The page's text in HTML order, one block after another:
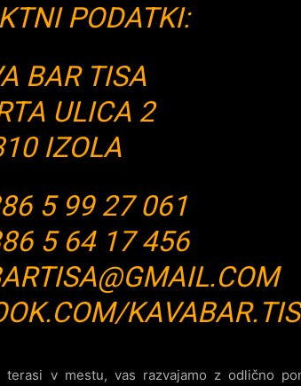
PODATKI:
BAR TISA
ULICA 2
IZOLA
5 99 27 061
5 64 17 456
v mestu, vas razvajamo z odlično